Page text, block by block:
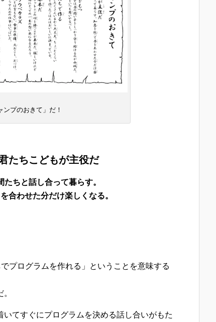
ンプのおきて」だ！
たちこどもが主役だ
ちと話し合って暮らす。
合わせた分だけ楽しくなる。
プログラムを作れる」ということを意味する
てすぐにプログラムを決める話し合いがもた